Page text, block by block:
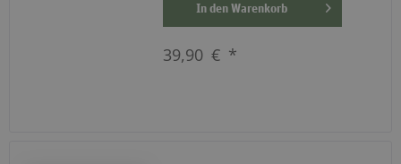
In den Warenkorb
39,90 € *